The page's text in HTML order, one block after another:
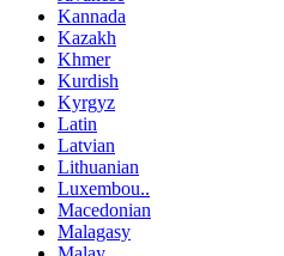
Kannada
Kazakh
Khmer
Kurdish
Kyrgyz
Latin
Latvian
Lithuanian
Luxembou..
Macedonian
Malagasy